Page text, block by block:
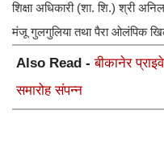
शिक्षा अधिकारी (शा. शि.) श्री
मंजू गुलगुलिया तथा पैरा ओलंपिक
Also Read -बीकानेर
समारोह संपन्न